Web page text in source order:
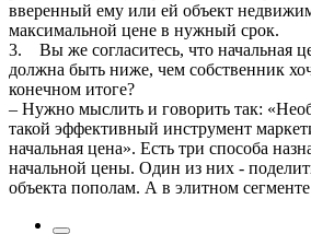
вверенный ему или ей объект
максимальной цене в нужный срок.
3. Вы же согласитесь, что начальная
должна быть ниже, чем собственник
конечном итоге?
– Нужно мыслить и говорить так:
такой эффективный инструмент
начальная цена». Есть три способа
начальной цены. Один из них -
объекта пополам. А в элитном